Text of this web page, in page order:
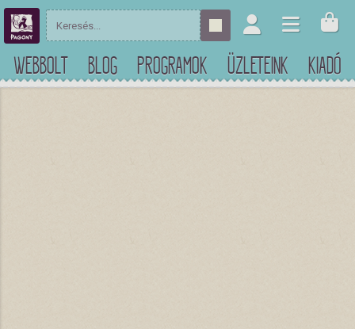
WEBBOLT BLOG PROGRAMOK ÜZLETEINK KIADÓ